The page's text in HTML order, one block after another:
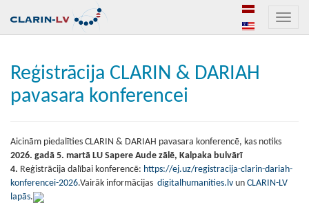
Toggle
Reģistrācija CLARIN & DARIAH
pavasara konferencei
Aicinām piedalīties CLARIN & DARIAH pavasara konferencē, kas notiks
2026. gadā 5. martā LU Sapere Aude zālē, Kalpaka bulvārī
4. Reģistrācija dalībai konferencē: https://ej.uz/registracija-clarin-dariah-
konferencei-2026.Vairāk informācijas digitalhumanities.lv un CLARIN-LV
lapās.